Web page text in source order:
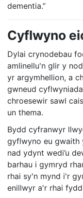
dementia.”
Cyflwyno
Dylai crynodebau
amlinellu'n glir y
yr argymhellion, a
gwneud
chroesewir sawl
un thema.
Bydd cyfranwyr
gyflwyno eu gwaith
nad ydynt wedi’u
barhau i gymryd
rhai sy'n mynd i'r
enillwyr a'r rhai